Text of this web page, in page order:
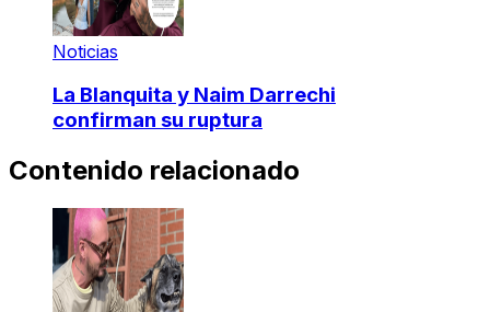
Noticias
La Blanquita y Naim Darrechi
confirman su ruptura
Contenido relacionado